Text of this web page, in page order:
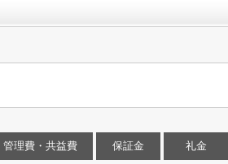
管理費・共益費 保証金 礼金